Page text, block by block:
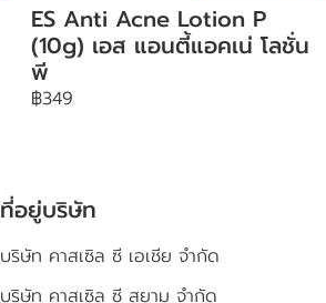
ES Anti Acne Lotion P
(10g) เอส แอนตี้แอคเน่ โลชั่น
พี
฿349
ที่อยู่บริษัท
บริษัท คาสเซิล ซี เอเชีย จำกัด
บริษัท คาสเซิล ซี สยาม จำกัด